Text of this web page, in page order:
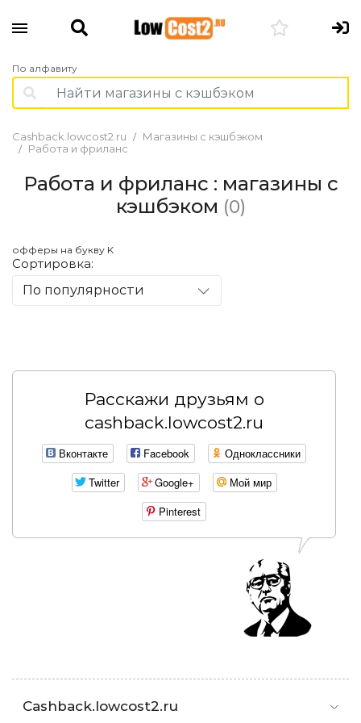
По алфавиту
Cashback.lowcost2.ru
Магазины с кэшбэком
Работа и фриланс
Работа и фриланс : магазины с
кэшбэком (0)
офферы на букву K
Сортировка:
По популярности
Расскажи друзьям о
cashback.lowcost2.ru
Вконтакте Facebook
Одноклассники
Twitter
Google+
Мой мир
Pinterest
Cashback.lowcost2.ru